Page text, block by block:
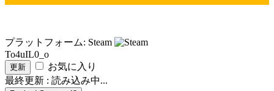
プラットフォーム: Steam
To4uIL0_o
更新
お気に入り
最終更新 : 読み込み中...